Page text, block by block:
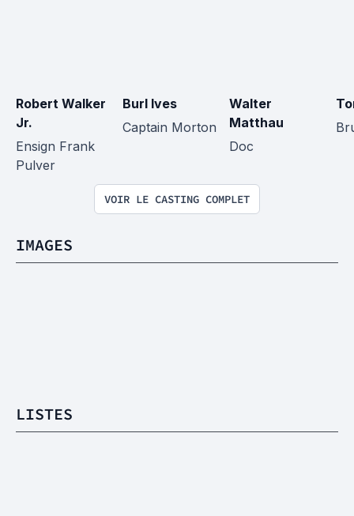
Robert Walker
Jr.
Ensign Frank
Pulver
Burl Ives
Captain Morton
Walter
Matthau
Doc
VOIR LE CASTING COMPLET
IMAGES
LISTES